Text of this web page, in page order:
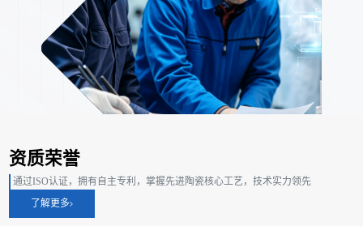
资质荣誉
通过ISO认证，拥有自主专利，掌握先进陶瓷核心工艺，技术实力领先
了解更多